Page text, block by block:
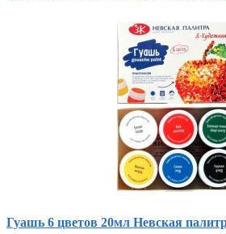
Гуашь 6 цветов 20мл Невская